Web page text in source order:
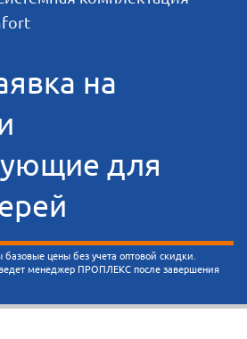
на
для
цены без учета оптовой скидки.
менеджер ПРОПЛЕКС после завершения